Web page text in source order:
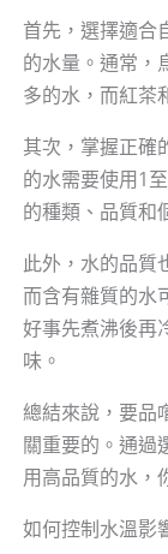
首先，選擇適合
的水量。通常，
多的水，而紅茶
其次，掌握正確
的水需要使用1
的種類、品質和
此外，水的品質
而含有雜質的水
好事先煮沸後再
味。
總結來說，要品
關重要的。通過
用高品質的水，
如何控制水溫影